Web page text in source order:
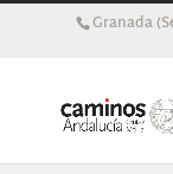
Granada